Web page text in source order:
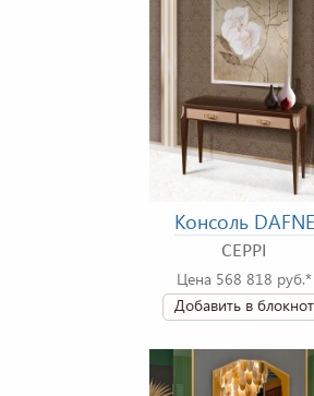
Консоль DAFNE
CEPPI
Цена 568 818 руб.*
Добавить в блокнот